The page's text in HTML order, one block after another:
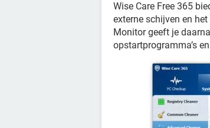
Wise Care Free 365
externe schijven en
Monitor geeft je
opstartprogramma’s